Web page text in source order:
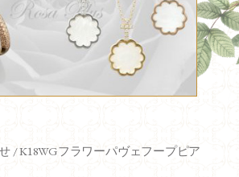
/ K18WGフラワーパヴェフープピア